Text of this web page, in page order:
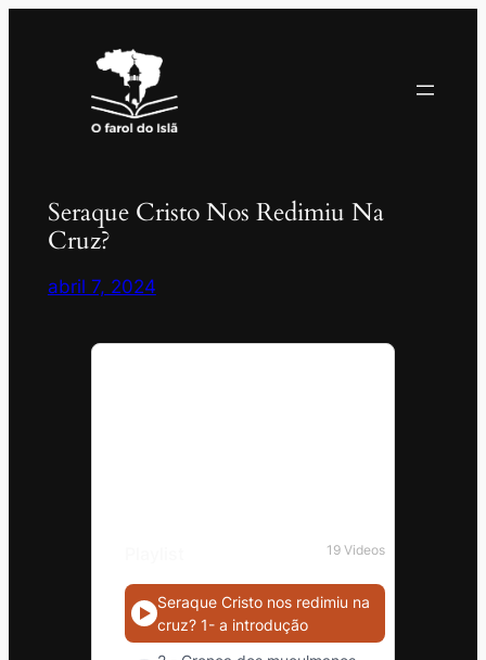
Seraque Cristo Nos Redimiu Na
Cruz?
abril 7, 2024